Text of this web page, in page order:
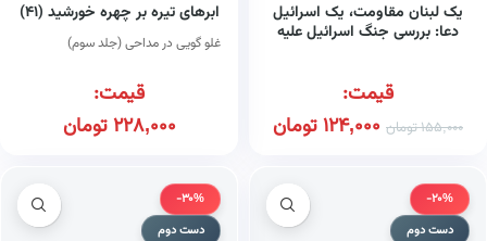
یک لبنان مقاومت، یک اسرائیل
دعا: بررسی جنگ اسرائیل علیه
قیمت:
155,000تومان 124,000تومان
ابرهای تیره بر چهره خورشید (۴۱)
غلو گویی در مداحی (جلد سوم)
قیمت:
228,000تومان
-20%
دست دوم
-30%
دست دوم